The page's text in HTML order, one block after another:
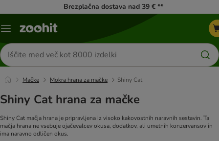
Brezplačna dostava nad 39 € **
Meni
Iskanje
izdelkov
Mačke Mokra hrana za mačke Shiny Cat
Shiny Cat hrana za mačke
Shiny Cat mačja hrana je pripravljena iz visoko kakovostnih naravnih sestavin. Ta
mačja hrana ne vsebuje ojačevalcev okusa, dodatkov, ali umetnih konzervansov in
ima naravno odličen okus.